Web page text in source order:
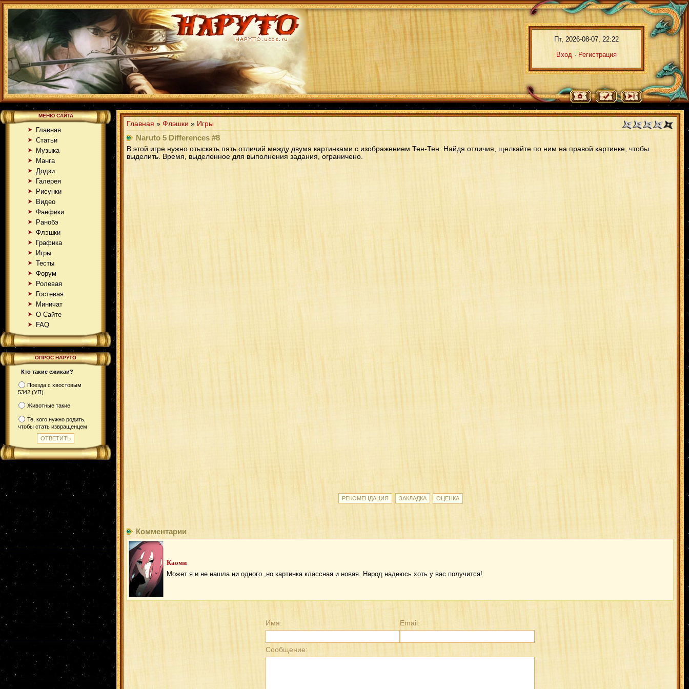
Пт, 2026-08-07, 22:22
Вход · Регистрация
МЕНЮ САЙТА
Главная
Статьи
Музыка
Манга
Додзи
Галерея
Рисунки
Видео
Фанфики
Ранобэ
Флэшки
Графика
Игры
Тесты
Форум
Ролевая
Гостевая
Миничат
О Сайте
FAQ
ОПРОС НАРУТО
Кто такие ежикаи?
Поезда с хвостовым
5342 (УП)
Животные такие
Те, кого нужно родить,
чтобы стать извращенцем
Главная » Флэшки » Игры
Naruto 5 Differences #8
В этой игре нужно отыскать пять отличий между двумя картинками с изображением Тен-Тен. Найдя отличия, щелкайте по ним на правой картинке, чтобы
выделить. Время, выделенное для выполнения задания, ограничено.
Комментарии
Каоми
Может я и не нашла ни одного ,но картинка классная и новая. Народ надеюсь хоть у вас получится!
Имя: Email:
Сообщение: